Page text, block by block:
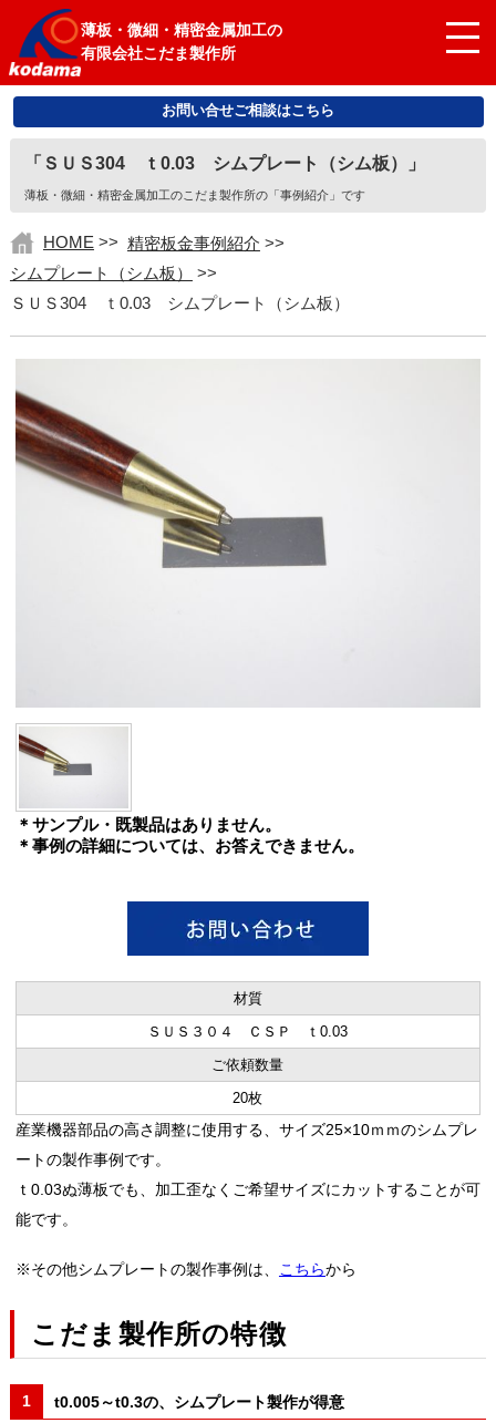
薄板・微細・精密金属加工の
有限会社こだま製作所
お問い合せご相談はこちら
「ＳＵＳ304 ｔ0.03 シムプレート（シム板）」
薄板・微細・精密金属加工のこだま製作所の「事例紹介」です
HOME >> 精密板金事例紹介 >>
シムプレート（シム板）
>>
ＳＵＳ304 ｔ0.03 シムプレート（シム板）
＊サンプル・既製品はありません。
＊事例の詳細については、お答えできません。
材質
ＳＵＳ３０４ ＣＳＰ ｔ0.03
ご依頼数量
20枚
産業機器部品の高さ調整に使用する、サイズ25×10ｍｍのシムプレ
ートの製作事例です。
ｔ0.03ぬ薄板でも、加工歪なくご希望サイズにカットすることが可
能です。
※その他シムプレートの製作事例は、 こちらから
こだま製作所の特徴
t0.005～t0.3の、シムプレート製作が得意